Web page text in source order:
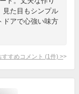
見た目もシンプル
ドアで心強い味方
すすめコメント (1 件) >